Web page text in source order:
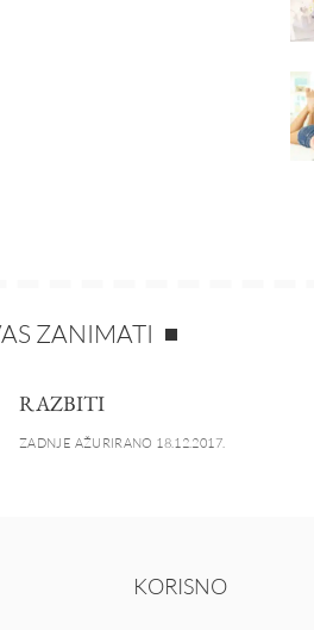
ZANIMATI
RAZBITI
ZADNJE AŽURIRANO 18.12.2017.
KORISNO